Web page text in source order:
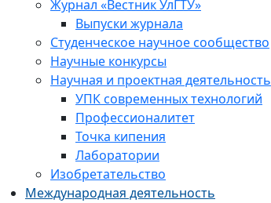
Журнал «Вестник УлГТУ»
Выпуски журнала
Студенческое научное сообщество
Научные конкурсы
Научная и проектная деятельность
УПК современных технологий
Профессионалитет
Точка кипения
Лаборатории
Изобретательство
Международная деятельность